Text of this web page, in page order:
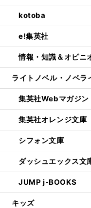
kotoba
e!集英社
情報・知識＆オピ
ライトノベル・ノベラ
集英社Webマガジン
集英社オレンジ文庫
シフォン文庫
ダッシュエックス文
JUMP j-BOOKS
キッズ